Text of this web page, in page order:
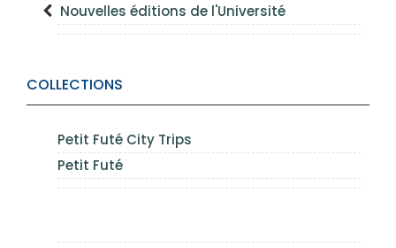
Nouvelles éditions de l'Université
COLLECTIONS
Petit Futé City Trips
Petit Futé